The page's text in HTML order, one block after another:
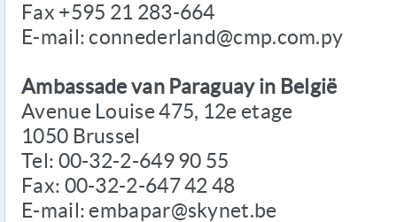
Fax +595 21 283-664
E-mail: connederland@cmp.com.py
Ambassade van Paraguay in België
Avenue Louise 475, 12e etage
1050 Brussel
Tel: 00-32-2-649 90 55
Fax: 00-32-2-647 42 48
E-mail: embapar@skynet.be